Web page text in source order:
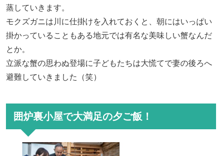
蒸していきます。
モクズガニは川に仕掛けを入れておくと、朝にはいっぱい
掛かっていることもある地元では有名な美味しい蟹なんだ
とか。
立派な蟹の思わぬ登場に子どもたちは大慌てで妻の後ろへ
避難していきました（笑）
囲炉裏小屋で大満足の夕ご飯！